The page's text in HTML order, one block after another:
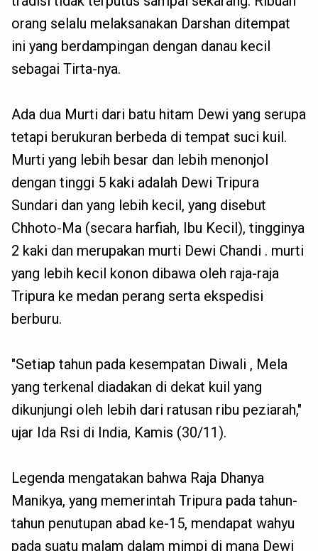
orang selalu melaksanakan Darshan ditempat
ini yang berdampingan dengan danau kecil
sebagai Tirta-nya.
Ada dua Murti dari batu hitam Dewi yang serupa
tetapi berukuran berbeda di tempat suci kuil.
Murti yang lebih besar dan lebih menonjol
dengan tinggi 5 kaki adalah Dewi Tripura
Sundari dan yang lebih kecil, yang disebut
Chhoto-Ma (secara harfiah, Ibu Kecil), tingginya
2 kaki dan merupakan murti Dewi Chandi . murti
yang lebih kecil konon dibawa oleh raja-raja
Tripura ke medan perang serta ekspedisi
berburu.
"Setiap tahun pada kesempatan Diwali , Mela
yang terkenal diadakan di dekat kuil yang
dikunjungi oleh lebih dari ratusan ribu peziarah,"
ujar Ida Rsi di India, Kamis (30/11).
Legenda mengatakan bahwa Raja Dhanya
Manikya, yang memerintah Tripura pada tahun-
tahun penutupan abad ke-15, mendapat wahyu
pada suatu malam dalam mimpi di mana Dewi